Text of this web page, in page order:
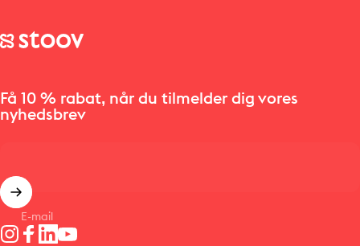
Stoov® | Cordless Heated Cushions & Blankets
Få 10 % rabat, når du tilmelder dig vores
nyhedsbrev
E-mail